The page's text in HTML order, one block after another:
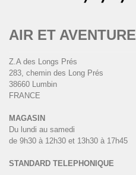
AIR ET AVENTURE
Z.A des Longs Prés
283, chemin des Long Prés
38660 Lumbin
FRANCE
MAGASIN
Du lundi au samedi
de 9h30 à 12h30 et 13h30 à 17h45
STANDARD TELEPHONIQUE